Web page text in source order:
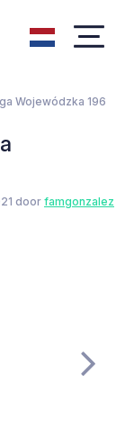
Wojewódzka 196
door famgonzalez